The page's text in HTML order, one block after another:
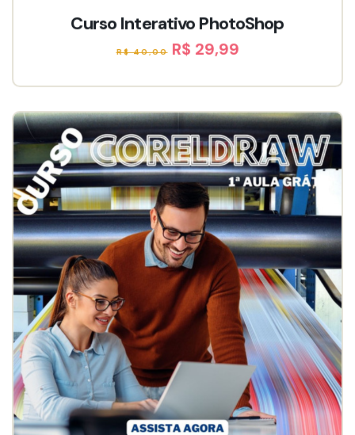
Curso Interativo PhotoShop
R$ 40,00 R$ 29,99